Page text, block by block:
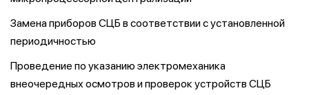
Замена приборов СЦБ в соответствии с установленной
периодичностью
Проведение по указанию электромеханика
внеочередных осмотров и проверок устройств СЦБ